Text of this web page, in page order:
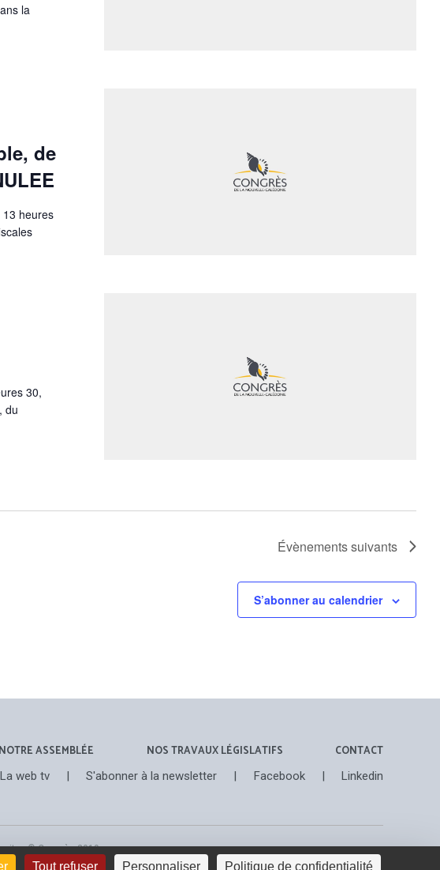
la
de
heures
30,
du
Évènementssuivants
S’abonner au calendrier
NOTRE ASSEMBLÉE NOS TRAVAUX LÉGISLATIFS CONTACT
La web tv | S'abonner à la newsletter | Facebook | Linkedin
site- © Congrès 2019
Tout refuser Personnaliser Politique de confidentialité